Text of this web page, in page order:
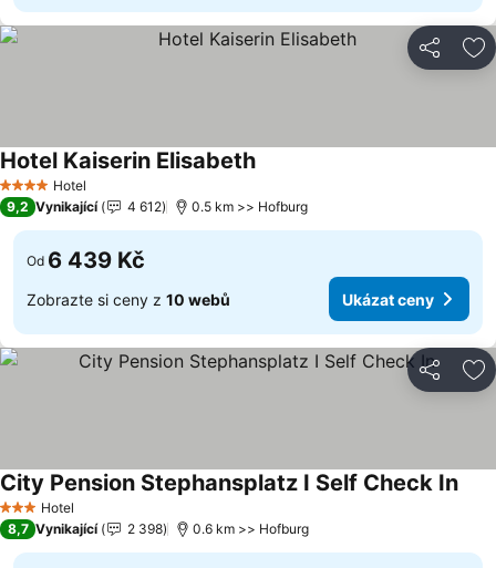
Sdílet
4 Počet hvězdiček
Hotel
Hotel Kaiserin ElisabethUkázat ceny
9,2 Vynikající 4 612 0.5 km >> Hofburg
Od 6 439 Kč
Zobrazte si ceny z 10 webů Ukázat ceny
Sdílet
3 Počet hvězdiček
Hotel
City Pension Stephansplatz I Self Check In
8,7 Vynikající 2 398 0.6 km >> Hofburg